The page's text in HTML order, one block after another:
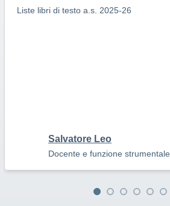
Liste libri di testo a.s. 2025-26
Salvatore Leo
Docente e funzione strumentale